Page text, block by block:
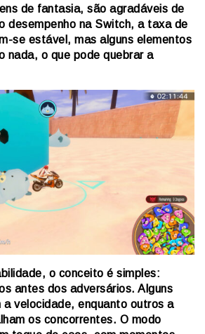
de fantasia, são agradáveis de
desempenho na Switch, a taxa de
se estável, mas alguns elementos
nada, o que pode quebrar a
o conceito é simples:
antes dos adversários. Alguns
a velocidade, enquanto outros a
os concorrentes. O modo